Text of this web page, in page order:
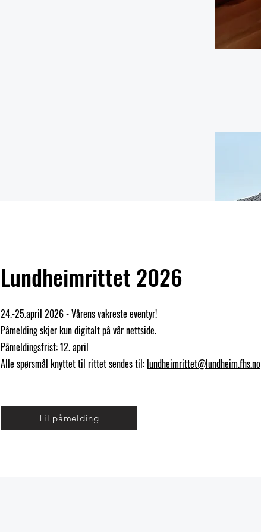
Lundheimrittet 2026
24.-25.april 2026 - Vårens vakreste eventyr!
Påmelding skjer kun digitalt på vår nettside.
Påmeldingsfrist: 12. april
Alle spørsmål knyttet til rittet sendes til: lundheimrittet@lundheim.fhs.no
Til påmelding